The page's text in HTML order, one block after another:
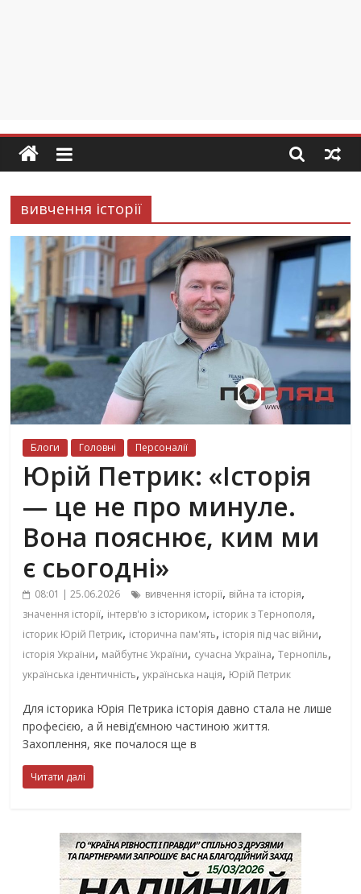
вивчення історії
Блоги Головні Персоналії
Юрій Петрик: «Історія
— це не про минуле.
Вона пояснює, ким ми
є сьогодні»
08:01 | 25.06.2026 вивчення історії, війна та історія,
значення історії, інтерв'ю з істориком, історик з Тернополя,
історик Юрій Петрик, історична пам'ять, історія під час війни,
історія України, майбутнє України, сучасна Україна,Тернопіль,
українська ідентичність,українська нація, Юрій Петрик
Для історика Юрія Петрика історія давно стала не лише
професією, а й невід’ємною частиною життя.
Захоплення, яке почалося ще в
Читати далі